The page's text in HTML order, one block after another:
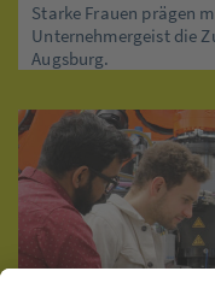
Starke Frauen prägen
Unternehmergeist die
Augsburg.